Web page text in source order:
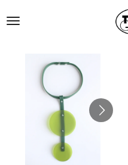
direct
hoofdinhoud